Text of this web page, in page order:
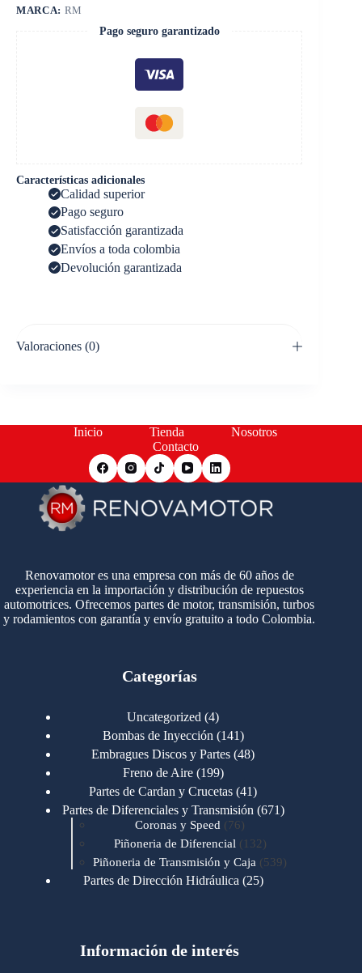
MARCA: RM
Pago seguro garantizado
Características adicionales
Calidad superior
Pago seguro
Satisfacción garantizada
Envíos a toda colombia
Devolución garantizada
Valoraciones (0)
Inicio Tienda
Nosotros
Contacto
Renovamotor es una empresa con más de 60 años de
experiencia en la importación y distribución de repuestos
automotrices. Ofrecemos partes de motor, transmisión, turbos
y rodamientos con garantía y envío gratuito a todo Colombia.
Categorías
Uncategorized 44
productos
Bombas de Inyección 141141
productos
Embragues Discos y Partes 4848
Freno de Aire 199199
productos
Partes de Cardan y Crucetas 4141
productos
Partes de Diferenciales y Transmisión 671671
Coronas y Speed 7676
productos
Piñoneria de Diferencial 132 132
productos
Piñoneria de Transmisión y Caja 539539
Partes de Dirección Hidráulica 2525
Motores Cummins 723
Información de interés